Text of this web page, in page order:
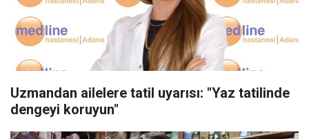
Uzmandan ailelere tatil uyarısı: "Yaz tatilinde
dengeyi koruyun"